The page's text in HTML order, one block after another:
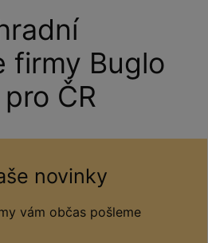
firmy Buglo
ČR
novinky
vám občas pošleme